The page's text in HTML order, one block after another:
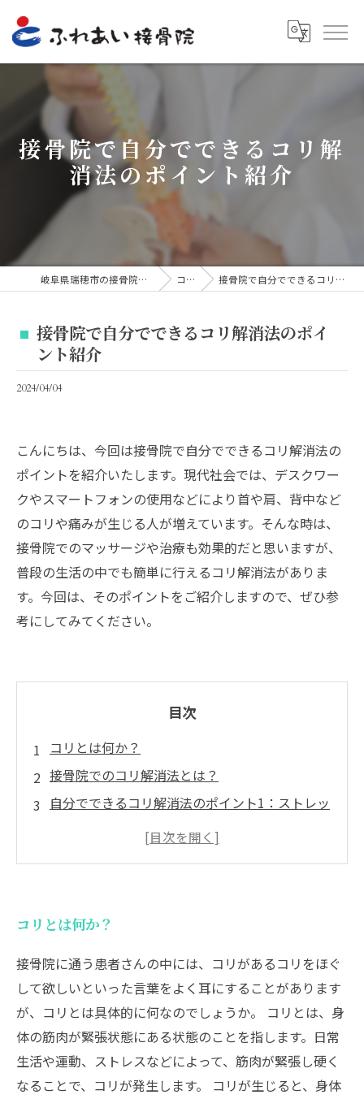
接骨院で自分でできるコリ解
消法のポイント紹介
岐阜県瑞穂市の接骨院ならふれあい接骨院 コラム 接骨院で自分でできるコリ解消法のポイント紹介
接骨院で自分でできるコリ解消法のポイ
ント紹介
2024/04/04
こんにちは、今回は接骨院で自分でできるコリ解消法の
ポイントを紹介いたします。現代社会では、デスクワー
クやスマートフォンの使用などにより首や肩、背中など
のコリや痛みが生じる人が増えています。そんな時は、
接骨院でのマッサージや治療も効果的だと思いますが、
普段の生活の中でも簡単に行えるコリ解消法がありま
す。今回は、そのポイントをご紹介しますので、ぜひ参
考にしてみてください。
目次
コリとは何か？
接骨院でのコリ解消法とは？
自分でできるコリ解消法のポイント1：ストレッ
ース
コリとは何か？
接骨院に通う患者さんの中には、コリがあるコリをほぐ
して欲しいといった言葉をよく耳にすることがあります
が、コリとは具体的に何なのでしょうか。 コリとは、身
体の筋肉が緊張状態にある状態のことを指します。日常
生活や運動、ストレスなどによって、筋肉が緊張し硬く
なることで、コリが発生します。 コリが生じると、身体